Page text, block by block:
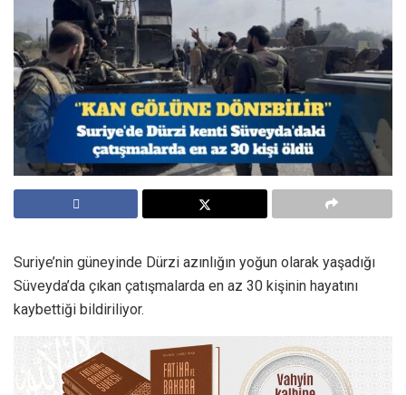
Suriye’nin güneyinde Dürzi azınlığın yoğun olarak yaşadığı
Süveyda’da çıkan çatışmalarda en az 30 kişinin hayatını
kaybettiği bildiriliyor.